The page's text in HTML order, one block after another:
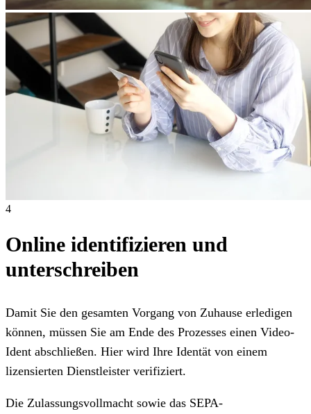
4
Online identifizieren und
unterschreiben
Damit Sie den gesamten Vorgang von Zuhause erledigen
können, müssen Sie am Ende des Prozesses einen Video-
Ident abschließen. Hier wird Ihre Identät von einem
lizensierten Dienstleister verifiziert.
Die Zulassungsvollmacht sowie das SEPA-